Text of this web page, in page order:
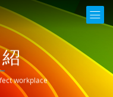
workplace